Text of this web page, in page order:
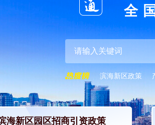
全
滨海新区政策
海新区园区招商引资政策